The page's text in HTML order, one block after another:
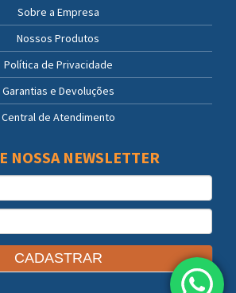
Sobre a Empresa
Nossos Produtos
Política de Privacidade
Garantias e Devoluções
Central de Atendimento
NOSSA NEWSLETTER